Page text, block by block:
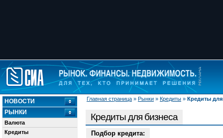
Главная страница » Рынки » Кредиты » Кредиты для
НОВОСТИ
РЫНКИ
Валюта
Кредиты
Кредиты для бизнеса
Подбор кредита: